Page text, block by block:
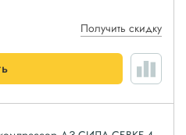
Получить скидку